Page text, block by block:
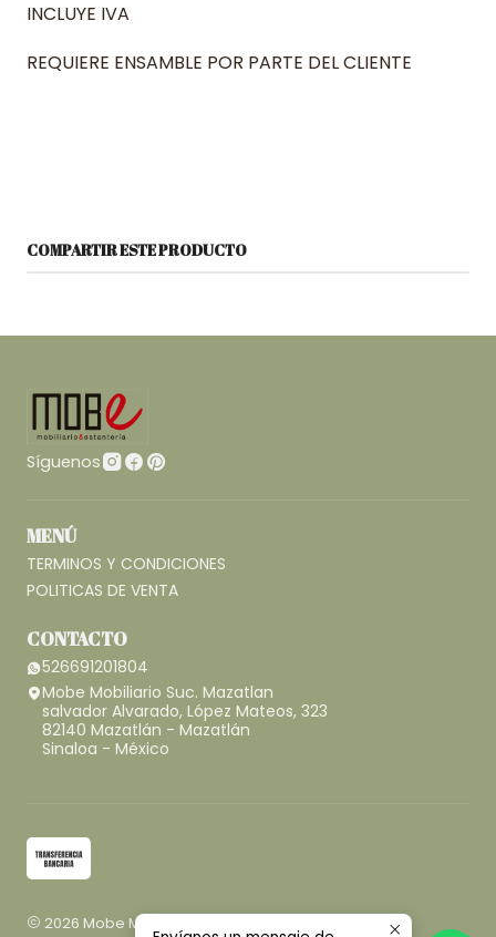
INCLUYE IVA
REQUIERE ENSAMBLE POR PARTE DEL CLIENTE
COMPARTIR ESTE PRODUCTO
Síguenos
MENÚ
TERMINOS Y CONDICIONES
POLITICAS DE VENTA
CONTACTO
526691201804
Mobe Mobiliario Suc. Mazatlan
salvador Alvarado, López Mateos, 323
82140 Mazatlán - Mazatlán
Sinaloa - México
2026 Mobe Mobiliario.